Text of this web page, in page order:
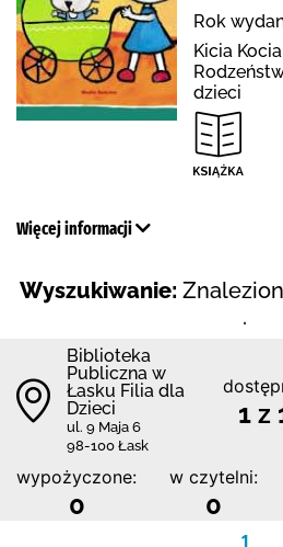
Rok
Kicia
dzieci
Więcej informacji
Wyszukiwanie:
.
Biblioteka
Publiczna w
Łasku Filia dla
Dzieci
ul. 9 Maja 6
98-100 Łask
1 z
wypożyczone:
0
w czytelni:
0
1